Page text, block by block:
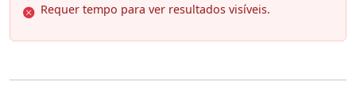
Requer tempo para ver resultados visíveis.